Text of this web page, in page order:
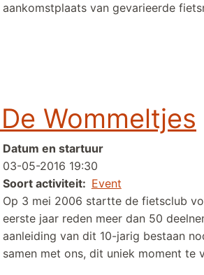
aankomstplaats van gevarieerde
/ Fortengordel
Wommeltjes
Datum en startuur
03-05-2016 19:30
Soort activiteit
Event
Op 3 mei 2006 startte de fietsclub
eerste jaar reden meer dan 50
aanleiding van dit 10-jarig bestaan
samen met ons, dit uniek moment te